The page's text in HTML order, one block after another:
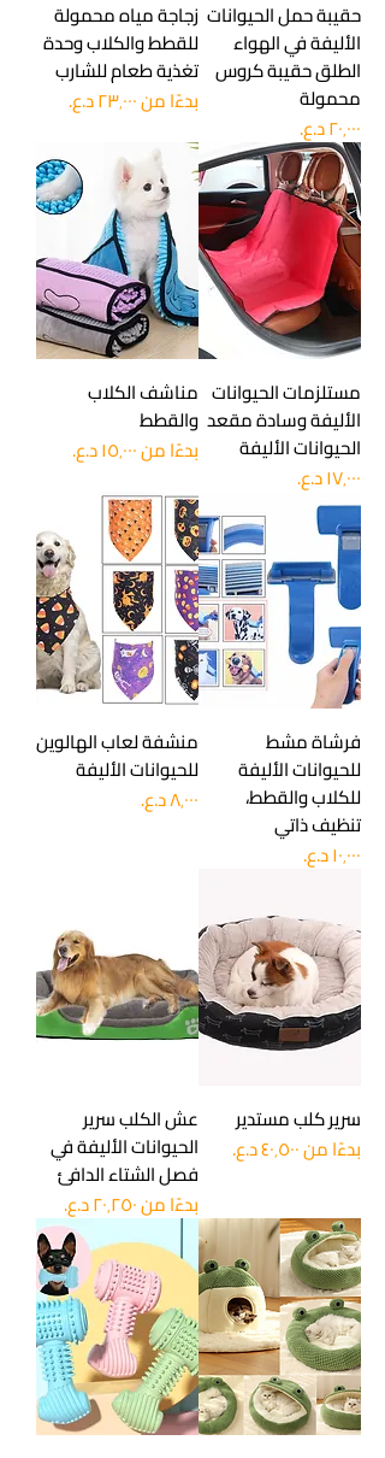
حقيبة حمل الحيوانات
الأليفة في الهواء
الطلق حقيبة كروس
محمولة
السعر
زجاجة مياه محمولة
للقطط والكلاب وحدة
تغذية طعام للشارب
بدءًا من
سعر البيع
مستلزمات الحيوانات
الأليفة وسادة مقعد
الحيوانات الأليفة
السعر
مناشف الكلاب
والقطط
بدءًا من
سعر البيع
فرشاة مشط
للحيوانات الأليفة
للكلاب والقطط،
تنظيف ذاتي
السعر
منشفة لعاب الهالوين
للحيوانات الأليفة
السعر
سرير كلب مستدير
بدءًا من
سعر البيع
عش الكلب سرير
الحيوانات الأليفة في
فصل الشتاء الدافئ
بدءًا من
سعر البيع